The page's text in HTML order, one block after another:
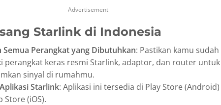
Advertisement
Starlink di Indonesia
Semua Perangkat yang Dibutuhkan: Pastikan kamu sudah
perangkat keras resmi Starlink, adaptor, dan router untuk
sinyal di rumahmu.
Starlink: Aplikasi ini tersedia di Play Store (Android)
Store (iOS).